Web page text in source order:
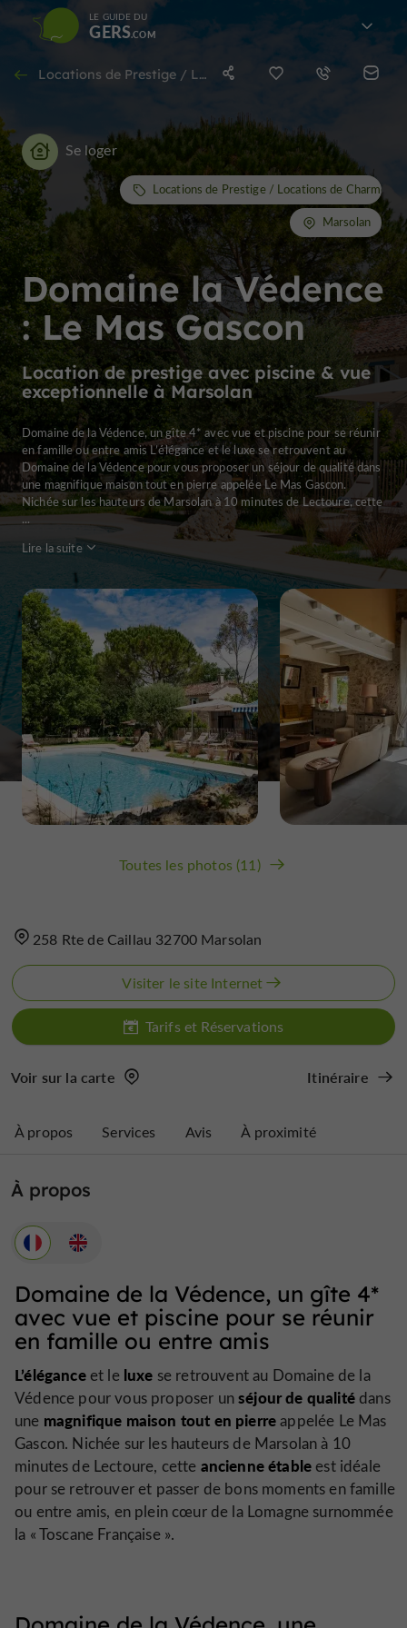
LE GUIDE DU
GERS
Locations de Prestige / Locations de Charme à Marsolan
Domaine la Védence
: Le Mas Gascon
Location de prestige avec piscine & vue
exceptionnelle à Marsolan
Se loger
Locations de Prestige / Locations de Charme
Marsolan
Domaine de la Védence, un gîte 4* avec vue et piscine pour se réunir
en famille ou entre amis L’élégance et le luxe se retrouvent au
Domaine de la Védence pour vous proposer un séjour de qualité dans
une magnifique maison tout en pierre appelée Le Mas Gascon.
Nichée sur les hauteurs de Marsolan à 10 minutes de Lectoure, cette
...
Lire la suite
Toutes les photos (11)
258 Rte de Caillau 32700 Marsolan
Visiter le site Internet
Tarifs et Réservations
Voir sur la carte Itinéraire
À propos Services Avis À proximité
À propos
Domaine de la Védence, un gîte 4*
avec vue et piscine pour se réunir
en famille ou entre amis
L’éléganceet le luxe se retrouvent au Domaine de la
Védence pour vous proposer unséjour de qualitédans
une magnifique maison tout en pierreappelée Le Mas
Gascon. Nichée sur les hauteurs de Marsolan à 10
minutes de Lectoure, cette ancienne étableest idéale
pour se retrouver et passer de bons moments en famille
ou entre amis, en plein cœur de la Lomagne surnommée
la « Toscane Française ».